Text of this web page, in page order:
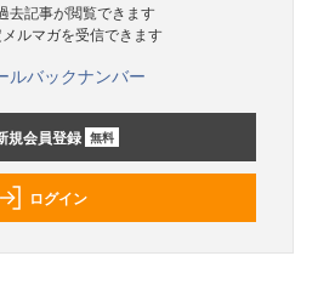
去記事が閲覧できます
メルマガを受信できます
ルバックナンバー
規会員登録 無料
ログイン